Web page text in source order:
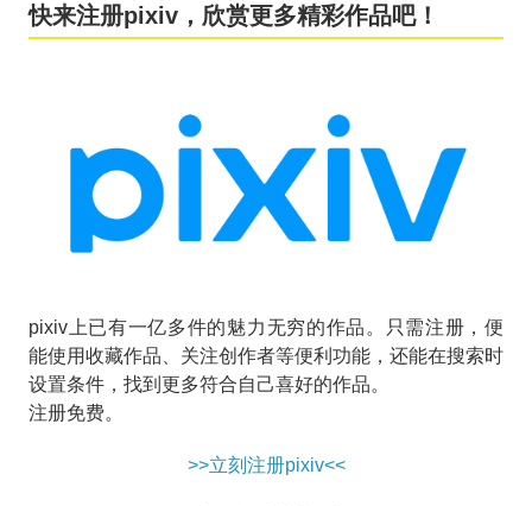
快来注册pixiv，欣赏更多精彩作品吧！
pixiv上已有一亿多件的魅力无穷的作品。只需注册，便
能使用收藏作品、关注创作者等便利功能，还能在搜索时
设置条件，找到更多符合自己喜好的作品。
注册免费。
>>立刻注册pixiv<<